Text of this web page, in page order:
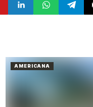
AMERICANA